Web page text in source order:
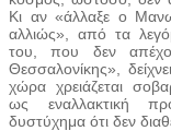
Κι αν «άλλαξε ο
αλλιώς», από τα
του, που δεν
Θεσσαλονίκης»,
χώρα χρειάζεται
ως εναλλακτική
δυστύχημα ότι δεν